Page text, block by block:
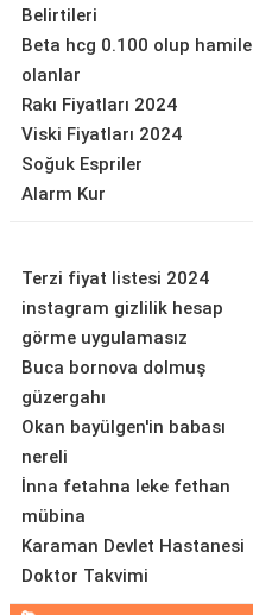
Belirtileri
Beta hcg 0.100 olup hamile
olanlar
Rakı Fiyatları 2024
Viski Fiyatları 2024
Soğuk Espriler
Alarm Kur
Terzi fiyat listesi 2024
instagram gizlilik hesap
görme uygulamasız
Buca bornova dolmuş
güzergahı
Okan bayülgen'in babası
nereli
İnna fetahna leke fethan
mübina
Karaman Devlet Hastanesi
Doktor Takvimi